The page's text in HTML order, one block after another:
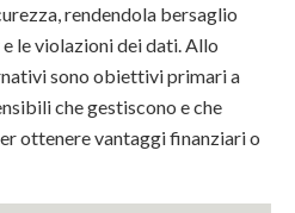
rendendola bersaglio
le violazioni dei dati. Allo
sono obiettivi primari a
che gestiscono e che
ottenere vantaggi finanziari o